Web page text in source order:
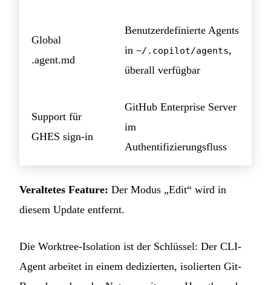
Global
.agent.md
Benutzerdefinierte Agents
in ~/.copilot/agents,
überall verfügbar
Support für
GHES sign-in
GitHub Enterprise Server
im
Authentifizierungsfluss
Veraltetes Feature: Der Modus „Edit“ wird in
diesem Update entfernt.
Die Worktree-Isolation ist der Schlüssel: Der CLI-
Agent arbeitet in einem dedizierten, isolierten Git-